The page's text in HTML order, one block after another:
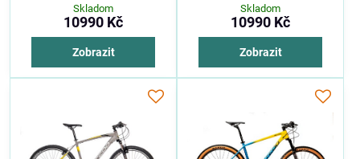
Skladom
10990 Kč
Zobrazit
Skladom
10990 Kč
Zobrazit